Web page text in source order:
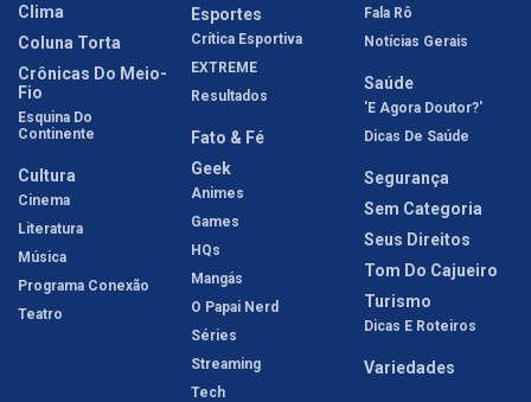
Clima
Coluna Torta
Crônicas Do Meio-
Fio
Esquina Do
Continente
Cultura
Cinema
Literatura
Música
Programa Conexão
Teatro
Esportes
Crítica Esportiva
EXTREME
Resultados
Fato & Fé
Geek
Animes
Games
HQs
Mangás
O Papai Nerd
Séries
Streaming
Tech
Fala Rô
Notícias Gerais
Saúde
'E Agora Doutor?'
Dicas De Saúde
Segurança
Sem Categoria
Seus Direitos
Tom Do Cajueiro
Turismo
Dicas E Roteiros
Variedades